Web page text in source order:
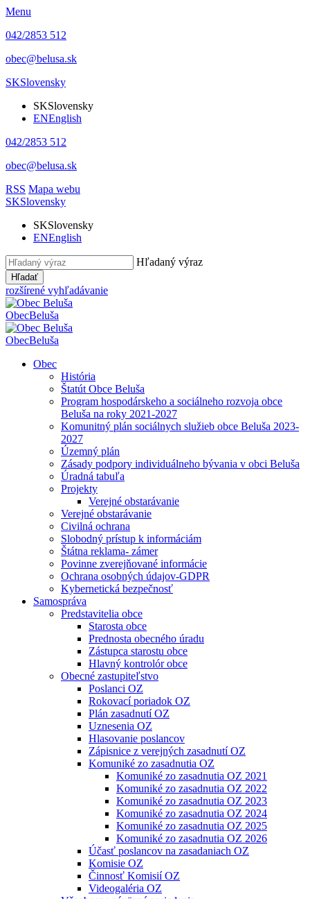
Menu
042/2853 512
obec@belusa.sk
SKSlovensky
SKSlovensky
ENEnglish
042/2853 512
obec@belusa.sk
RSS Mapa webu
SKSlovensky
SKSlovensky
ENEnglish
Hľadaný výraz
Hľadať
rozšírené vyhľadávanie
ObecBeluša
ObecBeluša
Obec
História
Štatút Obce Beluša
Program hospodárskeho a sociálneho rozvoja obce
Beluša na roky 2021-2027
Komunitný plán sociálnych služieb obce Beluša 2023-
2027
Územný plán
Zásady podpory individuálneho bývania v obci Beluša
Úradná tabuľa
Projekty
Verejné obstarávanie
Verejné obstarávanie
Civilná ochrana
Slobodný prístup k informáciám
Štátna reklama- zámer
Povinne zverejňované informácie
Ochrana osobných údajov-GDPR
Kybernetická bezpečnosť
Samospráva
Predstavitelia obce
Starosta obce
Prednosta obecného úradu
Zástupca starostu obce
Hlavný kontrolór obce
Obecné zastupiteľstvo
Poslanci OZ
Rokovací poriadok OZ
Plán zasadnutí OZ
Uznesenia OZ
Hlasovanie poslancov
Zápisnice z verejných zasadnutí OZ
Komuniké zo zasadnutia OZ
Komuniké zo zasadnutia OZ 2021
Komuniké zo zasadnutia OZ 2022
Komuniké zo zasadnutia OZ 2023
Komuniké zo zasadnutia OZ 2024
Komuniké zo zasadnutia OZ 2025
Komuniké zo zasadnutia OZ 2026
Účasť poslancov na zasadaniach OZ
Komisie OZ
Činnosť Komisií OZ
Videogaléria OZ